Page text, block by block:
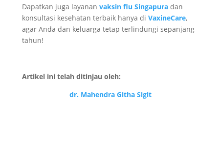
Dapatkan juga layanan vaksin flu Singapuradan
konsultasi kesehatan terbaik hanya di VaxineCare,
agar Anda dan keluarga tetap terlindungi sepanjang
tahun!
Artikel ini telah ditinjau oleh:
dr. Mahendra Githa Sigit